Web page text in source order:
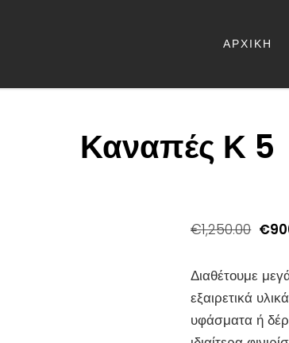
ΑΡΧΙΚΗ
Καναπές Κ 5
€1,250.00
was:
€
Διαθέτουμε
εξαιρετικά
υφάσματα ή